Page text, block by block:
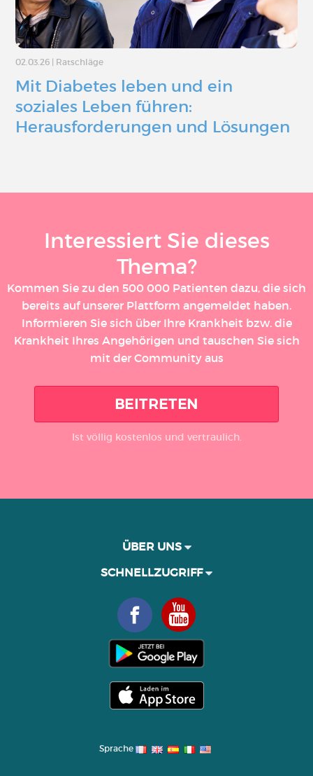
02.03.26 Ratschläge
Mit Diabetes leben und ein
soziales Leben führen:
Herausforderungen und Lösungen
Interessiert Sie dieses
Thema?
Kommen Sie zu den 500 000 Patienten dazu, die sich
bereits auf unserer Plattform angemeldet haben.
Informieren Sie sich über Ihre Krankheit bzw. die
Krankheit Ihres Angehörigen und tauschen Sie sich
mit der Community aus
BEITRETEN
Ist völlig kostenlos und vertraulich.
ÜBER UNS
SCHNELLZUGRIFF
Sprache